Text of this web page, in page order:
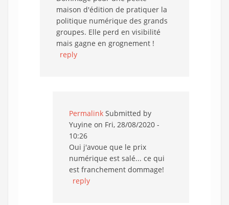
maison d'édition de pratiquer la
politique numérique des grands
groupes. Elle perd en visibilité
mais gagne en grognement !
reply
Permalink Submitted by
Yuyine on Fri, 28/08/2020 -
10:26
Oui j'avoue que le prix
numérique est salé... ce qui
est franchement dommage!
reply